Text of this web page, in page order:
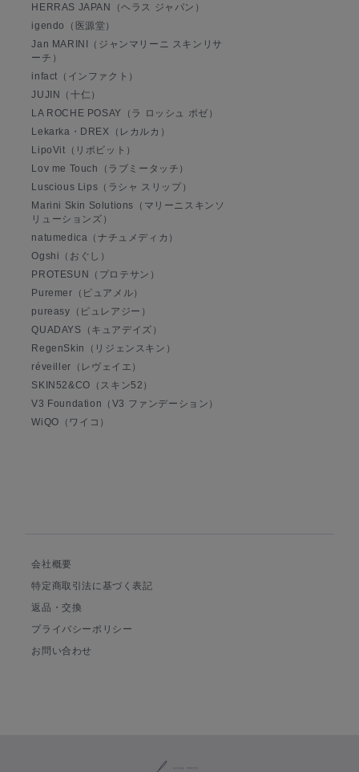
HERRAS JAPAN（ヘラス ジャパン）
igendo（医源堂）
Jan MARINI（ジャンマリーニ スキンリサ
ーチ）
infact（インファクト）
JUJIN（十仁）
LA ROCHE POSAY（ラ ロッシュ ポゼ）
Lekarka・DREX（レカルカ）
LipoVit（リポビット）
Lov me Touch（ラブミータッチ）
Luscious Lips（ラシャ スリップ）
Marini Skin Solutions（マリーニスキンソ
リューションズ）
natumedica（ナチュメディカ）
Ogshi（おぐし）
PROTESUN（プロテサン）
Puremer（ピュアメル）
pureasy（ピュレアジー）
QUADAYS（キュアデイズ）
RegenSkin（リジェンスキン）
réveiller（レヴェイエ）
SKIN52&CO（スキン52）
V3 Foundation（V3 ファンデーション）
WiQO（ワイコ）
会社概要
特定商取引法に基づく表記
返品・交換
プライバシーポリシー
お問い合わせ